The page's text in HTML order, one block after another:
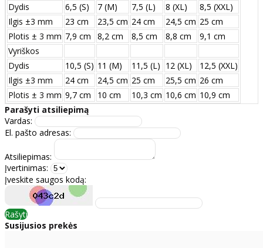
Dydis
6,5 (S) 7 (M) 7,5 (L) 8 (XL)
8,5 (XXL)
Ilgis ±3 mm
23 cm 23,5 cm 24 cm 24,5 cm 25 cm
Plotis ± 3 mm 7,9 cm 8,2 cm 8,5 cm 8,8 cm
9,1 cm
Vyriškos
Dydis
10,5 (S) 11 (M) 11,5 (L) 12 (XL)
12,5 (XXL)
Ilgis ±3 mm
24 сm 24,5 сm 25 сm 25,5 сm 26 сm
Plotis ± 3 mm 9,7 сm 10 сm 10,3 сm 10,6 сm 10,9 сm
Parašyti atsiliepimą
Vardas:
El. pašto adresas:
Atsiliepimas:
Įvertinimas:
Įveskite saugos kodą:
Rašyti
Susijusios prekės